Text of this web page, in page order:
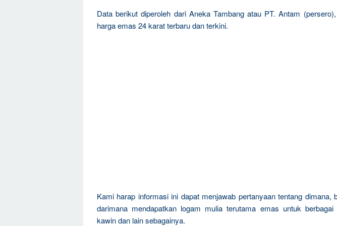
Data berikut diperoleh dari Aneka Tambang atau PT. Antam
harga emas 24 karat terbaru dan terkini.
Kami harap informasi ini dapat menjawab pertanyaan tentang dimana,
darimana mendapatkan logam mulia terutama emas untuk
kawin dan lain sebagainya.